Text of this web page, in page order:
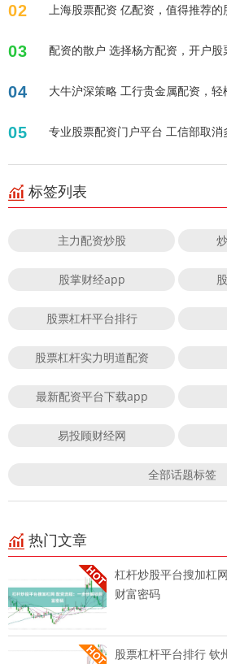
02 上海股票配资 亿配资，值得推荐的
03 配资的散户 选择杨方配资，开户股
04 大牛沪深策略 工行贵金属配资，轻
05 专业股票配资门户平台 工信部取消
标签列表
主力配资炒股
股掌财经app
股票杠杆平台排行
股票杠杆实力明道配资
最新配资平台下载app
易投顾财经网
全部话题标签
热门文章
杠杆炒股平台搜加杠
财富密码
股票杠杆平台排行 钦